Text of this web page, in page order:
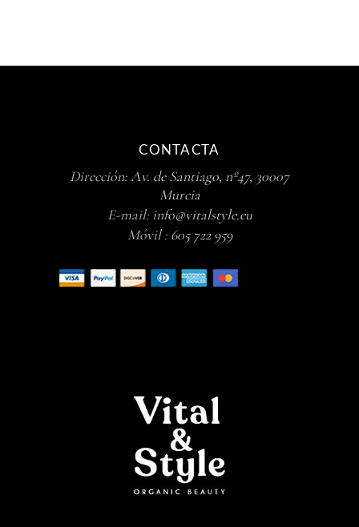
CONTACTA
Dirección:Av. de Santiago, nº47, 30007
Murcia
E-mail: info@vitalstyle.eu
Móvil : 605 722 959